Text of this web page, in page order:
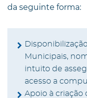
da seguinte forma:
Municipais,
intuito de
acesso a
Apoio à criação